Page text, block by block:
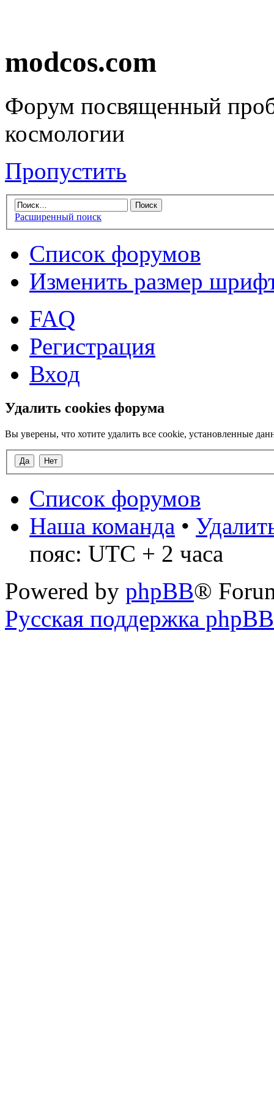
modcos.com
Форум посвященный
космологии
Пропустить
Расширенный поиск
Список форумов
Изменить размер
FAQ
Регистрация
Вход
Удалить cookies форума
Вы уверены, что хотите удалить все cookie, установленные
Список форумов
Наша команда •
пояс: UTC + 2 часа
Powered by phpBB®
Русская поддержка phpBB